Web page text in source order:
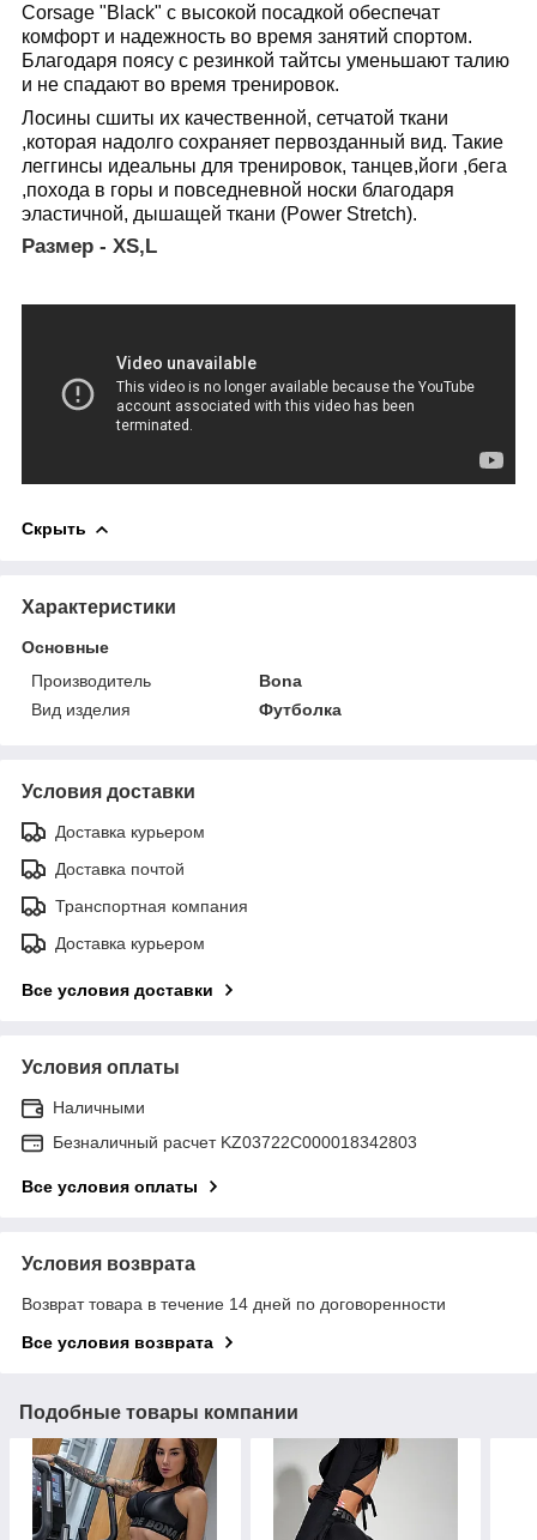
Corsage "Black" с высокой посадкой обеспечат
комфорт и надежность во время занятий спортом.
Благодаря поясу с резинкой тайтсы уменьшают талию
и не спадают во время тренировок.
Лосины сшиты их качественной, сетчатой ткани
,которая надолго сохраняет первозданный вид. Такие
леггинсы идеальны для тренировок, танцев,йоги ,бега
,похода в горы и повседневной носки благодаря
эластичной, дышащей ткани (Power Stretch).
Размер - XS,L
Скрыть
Характеристики
Основные
Производитель
Bona
Вид изделия
Футболка
Условия доставки
Доставка курьером
Доставка почтой
Транспортная компания
Доставка курьером
Все условия доставки
Условия оплаты
Наличными
Безналичный расчет KZ03722C000018342803
Все условия оплаты
Условия возврата
Возврат товара в течение 14 дней по договоренности
Все условия возврата
Подобные товары компании